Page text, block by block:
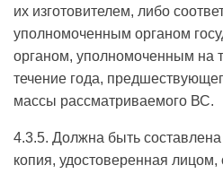
их изготовителем, либо
уполномоченным органом
органом, уполномоченным на
течение года,
массы рассматриваемого ВС.
4.3.5. Должна быть
копия, удостоверенная